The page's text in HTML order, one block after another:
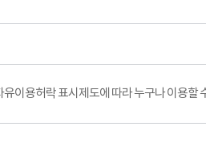
이용허락 표시제도에 따라 누구나 이용할